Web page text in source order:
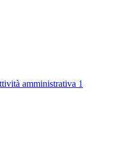
amministrativa 1